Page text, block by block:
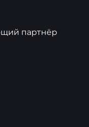
партнёр